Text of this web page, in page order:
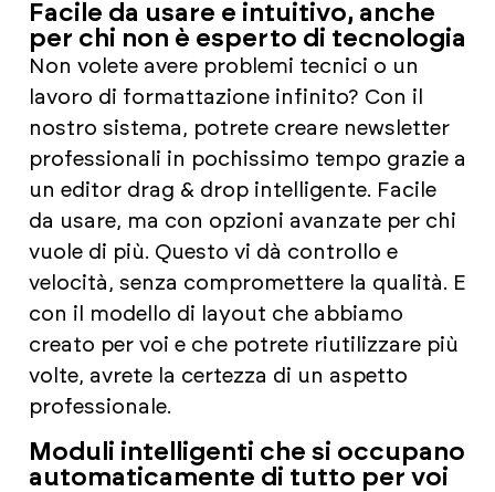
Facile da usare e intuitivo, anche
per chi non è esperto di tecnologia
Non volete avere problemi tecnici o un
lavoro di formattazione infinito? Con il
nostro sistema, potrete creare newsletter
professionali in pochissimo tempo grazie a
un editor drag & drop intelligente. Facile
da usare, ma con opzioni avanzate per chi
vuole di più. Questo vi dà controllo e
velocità, senza compromettere la qualità. E
con il modello di layout che abbiamo
creato per voi e che potrete riutilizzare più
volte, avrete la certezza di un aspetto
professionale.
Moduli intelligenti che si occupano
automaticamente di tutto per voi